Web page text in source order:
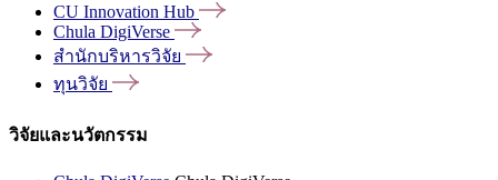
CU Innovation Hub
Chula DigiVerse
สำนักบริหารวิจัย
ทุนวิจัย
วิจัยและนวัตกรรม